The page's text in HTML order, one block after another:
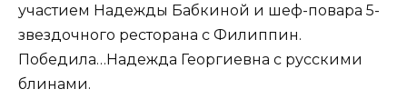
участием Надежды Бабкиной и шеф-повара 5-
звездочного ресторана с Филиппин.
Победила…Надежда Георгиевна с русскими
блинами.